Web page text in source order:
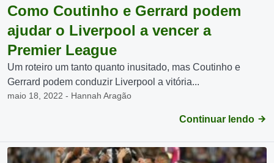
Como Coutinho e Gerrard podem
ajudar o Liverpool a vencer a
Premier League
Um roteiro um tanto quanto inusitado, mas Coutinho e
Gerrard podem conduzir Liverpool a vitória...
maio 18, 2022 - Hannah Aragão
Continuar lendo